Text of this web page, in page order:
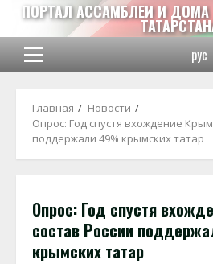
Перейти
содержимому
ПОРТАЛ АССАМБЛЕИ И
Основное
рус
Главная
Новости
Опрос: Год спустя вхождение
поддержали 49% крымских татар
Опрос: Год спустя
состав России
крымских татар